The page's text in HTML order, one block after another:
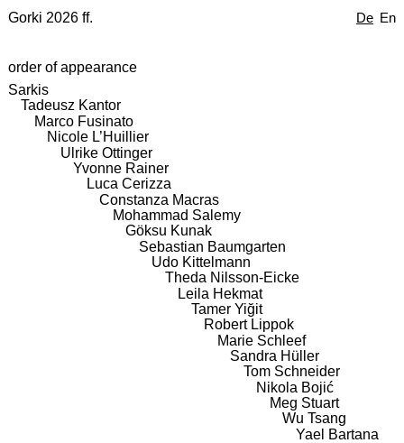
De En
Gorki 2026 ff.
order of appearance
Sarkis
Tadeusz Kantor
Marco Fusinato
Nicole L’Huillier
Ulrike Ottinger
Yvonne Rainer
Luca Cerizza
Constanza Macras
Mohammad Salemy
Göksu Kunak
Sebastian Baumgarten
Udo Kittelmann
Theda Nilsson-Eicke
Leila Hekmat
Tamer Yiğit
Robert Lippok
Marie Schleef
Sandra Hüller
Tom Schneider
Nikola Bojić
Meg Stuart
Wu Tsang
Yael Bartana